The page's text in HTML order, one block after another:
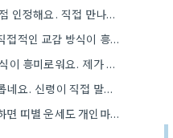
전화 상담이 편하다는 점 인정해요. 직접 만나는 것만큼 깊이 있는 통찰력을 얻기는 어려울 것 같아요.
생년월일시를 활용한 직접적인 교감 방식이 흥미로워요. 단순히 이론적 틀에 기대는 것보다, 개인의 상황에 맞춰 신령의…
신령의 도움을 받는 방식이 흥미로워요. 제가 개인적으로는 어떤 신령이 상담자의 상황에 맞춰 질문을 받아들이는지 궁금하네요.
공수라는 개념이 흥미롭네요. 신령이 직접 말하는 것처럼 느껴져서, 현대적인 AI 챗봇의 답변 방식과 연결해서 생각해…
생년월일 시까지 고려하면 띠별 운세도 개인마다 조금씩 다를 수 있네요. 특히 연말에 태어난 분들은 좀…